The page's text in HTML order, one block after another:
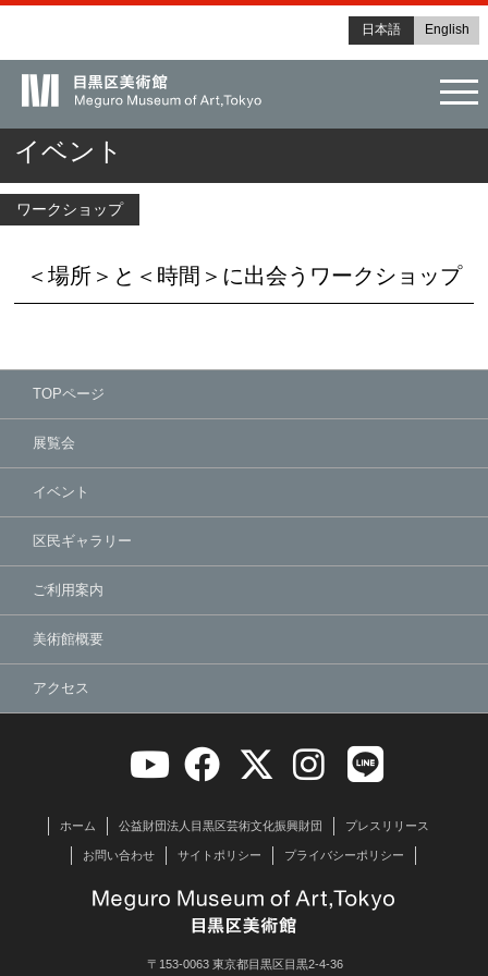
日本語 English
イベント
ワークショップ
＜場所＞と＜時間＞に出会うワークショップ
TOPページ
展覧会
イベント
区民ギャラリー
ご利用案内
美術館概要
アクセス
ホーム 公益財団法人目黒区芸術文化振興財団 プレスリリース
お問い合わせ サイトポリシー プライバシーポリシー
〒153-0063 東京都目黒区目黒2-4-36